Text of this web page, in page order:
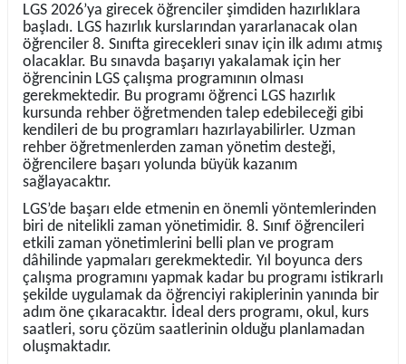
LGS 2026’ya girecek öğrenciler şimdiden hazırlıklara
başladı. LGS hazırlık kurslarından yararlanacak olan
öğrenciler 8. Sınıfta girecekleri sınav için ilk adımı atmış
olacaklar. Bu sınavda başarıyı yakalamak için her
öğrencinin LGS çalışma programının olması
gerekmektedir. Bu programı öğrenci LGS hazırlık
kursunda rehber öğretmenden talep edebileceği gibi
kendileri de bu programları hazırlayabilirler. Uzman
rehber öğretmenlerden zaman yönetim desteği,
öğrencilere başarı yolunda büyük kazanım
sağlayacaktır.
LGS’de başarı elde etmenin en önemli yöntemlerinden
biri de nitelikli zaman yönetimidir. 8. Sınıf öğrencileri
etkili zaman yönetimlerini belli plan ve program
dâhilinde yapmaları gerekmektedir. Yıl boyunca ders
çalışma programını yapmak kadar bu programı istikrarlı
şekilde uygulamak da öğrenciyi rakiplerinin yanında bir
adım öne çıkaracaktır. İdeal ders programı, okul, kurs
saatleri, soru çözüm saatlerinin olduğu planlamadan
oluşmaktadır.